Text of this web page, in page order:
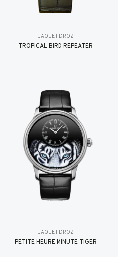
JAQUET DROZ
TROPICAL BIRD REPEATER
JAQUET DROZ
PETITE HEURE MINUTE TIGER